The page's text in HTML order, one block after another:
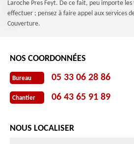
Laroche Pres Feyt. De ce fait, peu importe
effectuer ; pensez à faire appel aux services
Couverture.
NOS COORDONNÉES
Bureau 05 33 06 28 86
Chantier 06 43 65 91 89
NOUS LOCALISER